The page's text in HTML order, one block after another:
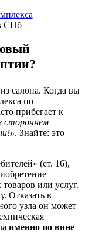
салона. Когда вы
по
прибегает к
стороннем
. Знайте: это
(ст. 16),
или услуг.
Отказать в
узла он может
именно по вине